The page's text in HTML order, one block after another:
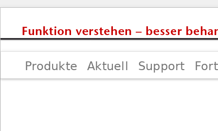
Produkte Aktuell Support